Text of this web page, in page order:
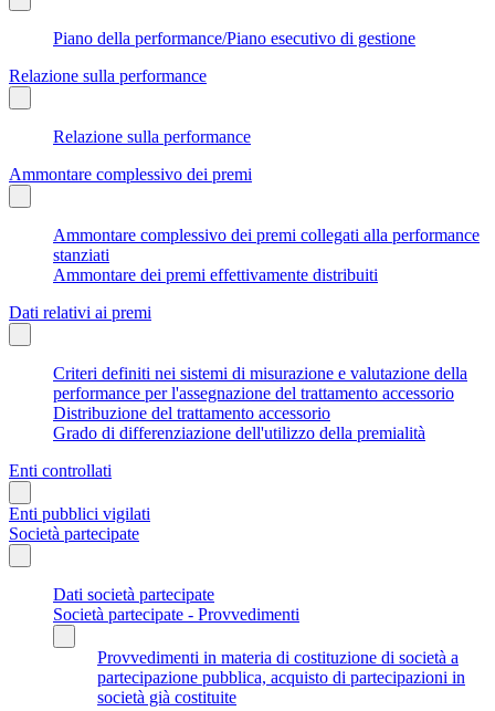
Piano della performance/Piano esecutivo di gestione
Relazione sulla performance
Relazione sulla performance
Ammontare complessivo dei premi
Ammontare complessivo dei premi collegati alla performance
stanziati
Ammontare dei premi effettivamente distribuiti
Dati relativi ai premi
Criteri definiti nei sistemi di misurazione e valutazione della
performance per l'assegnazione del trattamento accessorio
Distribuzione del trattamento accessorio
Grado di differenziazione dell'utilizzo della premialità
Enti controllati
Enti pubblici vigilati
Società partecipate
Dati società partecipate
Società partecipate - Provvedimenti
Provvedimenti in materia di costituzione di società a
partecipazione pubblica, acquisto di partecipazioni in
società già costituite